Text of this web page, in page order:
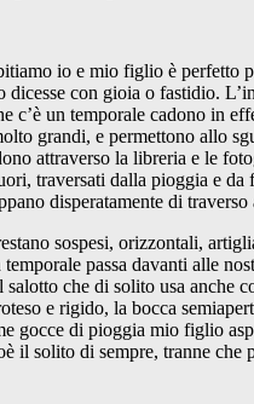
io e mio figlio è
con gioia o fastidio.
c’è un temporale cadono in
grandi, e permettono allo
attraverso la libreria e le
traversati dalla pioggia e
disperatamente di
sospesi, orizzontali,
passa davanti alle
che di solito usa
e rigido, la bocca
gocce di pioggia mio figlio
il solito di sempre, tranne